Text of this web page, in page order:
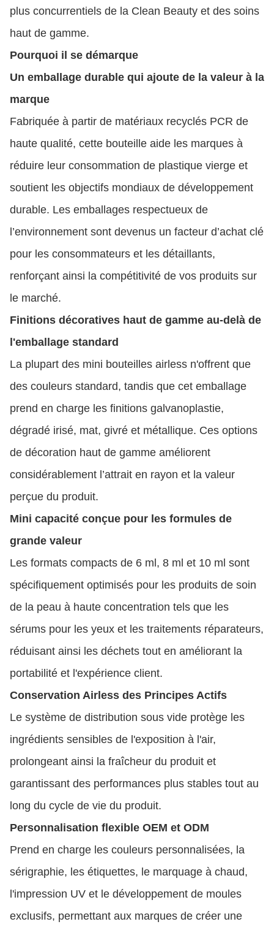
plus concurrentiels de la Clean Beauty et des soins
haut de gamme.
Pourquoi il se démarque
Un emballage durable qui ajoute de la valeur à la
marque
Fabriquée à partir de matériaux recyclés PCR de
haute qualité, cette bouteille aide les marques à
réduire leur consommation de plastique vierge et
soutient les objectifs mondiaux de développement
durable. Les emballages respectueux de
l’environnement sont devenus un facteur d’achat clé
pour les consommateurs et les détaillants,
renforçant ainsi la compétitivité de vos produits sur
le marché.
Finitions décoratives haut de gamme au-delà de
l'emballage standard
La plupart des mini bouteilles airless n'offrent que
des couleurs standard, tandis que cet emballage
prend en charge les finitions galvanoplastie,
dégradé irisé, mat, givré et métallique. Ces options
de décoration haut de gamme améliorent
considérablement l’attrait en rayon et la valeur
perçue du produit.
Mini capacité conçue pour les formules de
grande valeur
Les formats compacts de 6 ml, 8 ml et 10 ml sont
spécifiquement optimisés pour les produits de soin
de la peau à haute concentration tels que les
sérums pour les yeux et les traitements réparateurs,
réduisant ainsi les déchets tout en améliorant la
portabilité et l'expérience client.
Conservation Airless des Principes Actifs
Le système de distribution sous vide protège les
ingrédients sensibles de l'exposition à l'air,
prolongeant ainsi la fraîcheur du produit et
garantissant des performances plus stables tout au
long du cycle de vie du produit.
Personnalisation flexible OEM et ODM
Prend en charge les couleurs personnalisées, la
sérigraphie, les étiquettes, le marquage à chaud,
l'impression UV et le développement de moules
exclusifs, permettant aux marques de créer une